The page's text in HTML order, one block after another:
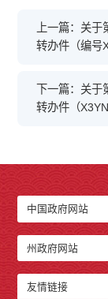
上一篇：关
转办件（编号
下一篇：关
转办件（
中国政府网站
州政府网站
友情链接